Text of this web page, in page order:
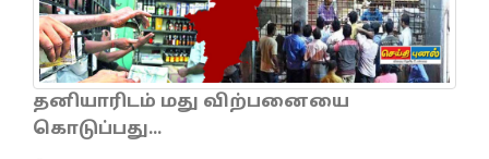
தனியாரிடம் மது விற்பனையை
கொடுப்பது...